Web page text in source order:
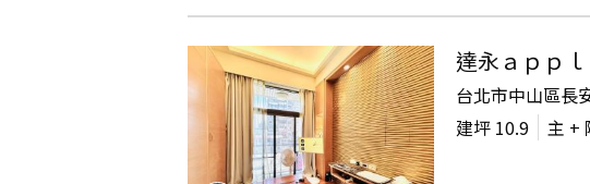
達永ａｐｐ
台北市中山區長
建坪 10.9 主 +